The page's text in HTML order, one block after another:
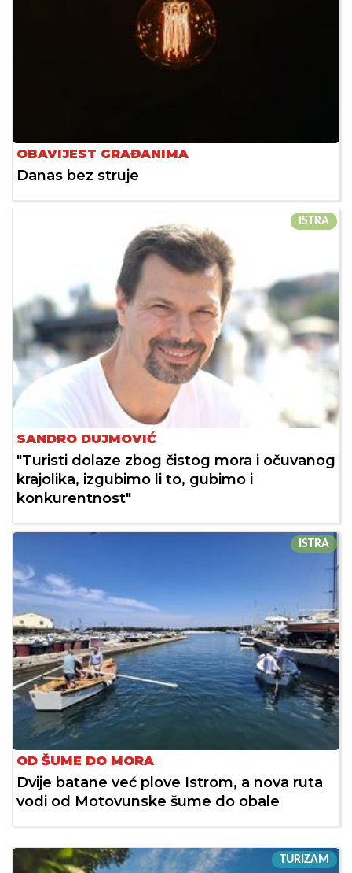
OBAVIJEST GRAĐANIMA
Danas bez struje
ISTRA
SANDRO DUJMOVIĆ
"Turisti dolaze zbog čistog mora i očuvanog
krajolika, izgubimo li to, gubimo i
konkurentnost"
ISTRA
OD ŠUME DO MORA
Dvije batane već plove Istrom, a nova ruta
vodi od Motovunske šume do obale
TURIZAM